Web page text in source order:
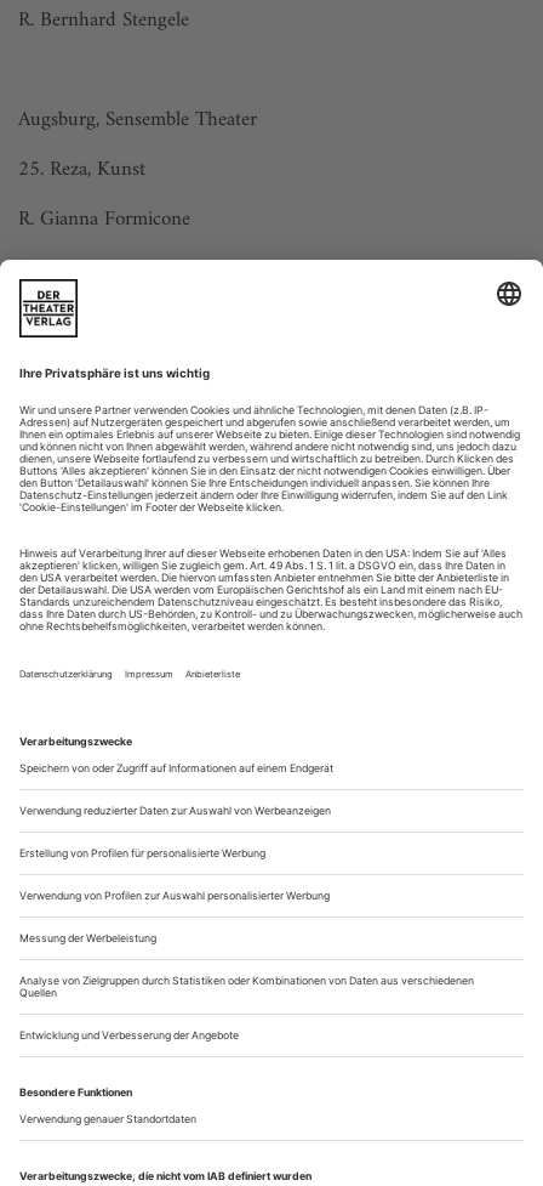
R. Bernhard Stengele
Augsburg, Sensemble Theater
25. Reza, Kunst
R. Gianna Formicone
Augsburg, Theater
16. Bronsky, Die schärfsten Gerichte der tatarischen Küche
R. Pascal Wieandt
Baden-Baden, Theater
5. Teller, Nichts. Was im...
Berlin: Aus dem Steinbruch gehauen
wurde zur allgemeinen Überraschung mit dem sonst
durchaus eher dem leichter Bekömmlichen zugeneigten
Deutschen Buchpreis 2015 gekrönt: Frank Witzels «Die
Erfindung der Roten Armee Fraktion durch einen manisch-
depressiven Teenager im Sommer 1969». Auf über 800 Seiten
in mannigfaltigen Textsorten reflektiert,...
Neue Stücke
Kaum hat das Mülheimer Stückefestival seine Preise verteilt,
klopfen am Deutschen Theater Berlin die Autorentheatertage
an die Pforte. Als Sieger fest stehen jetzt schon Dominik
Buschs «Das Gelübde» (R: Lily Sykes) über einen Arzt ohne
Grenzen, Stefan Hornbachs «Über meine Leiche» (R: Nicolas
Charoux), ein Stück über zwei sehr unterschiedliche
Todgeweihte, sowie...